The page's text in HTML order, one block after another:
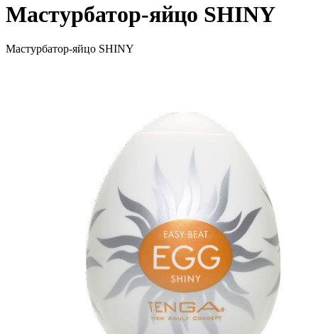
Мастурбатор-яйцо SHINY
Мастурбатор-яйцо SHINY